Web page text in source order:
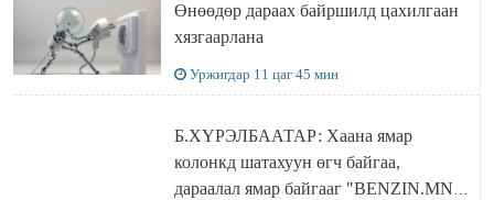
Өнөөдөр дараах байршилд цахилгаан
хязгаарлана
Уржигдар 11 цаг 45 мин
Б.ХҮРЭЛБААТАР: Хаана ямар
колонкд шатахуун өгч байгаа,
дараалал ямар байгааг "BENZIN.MN”